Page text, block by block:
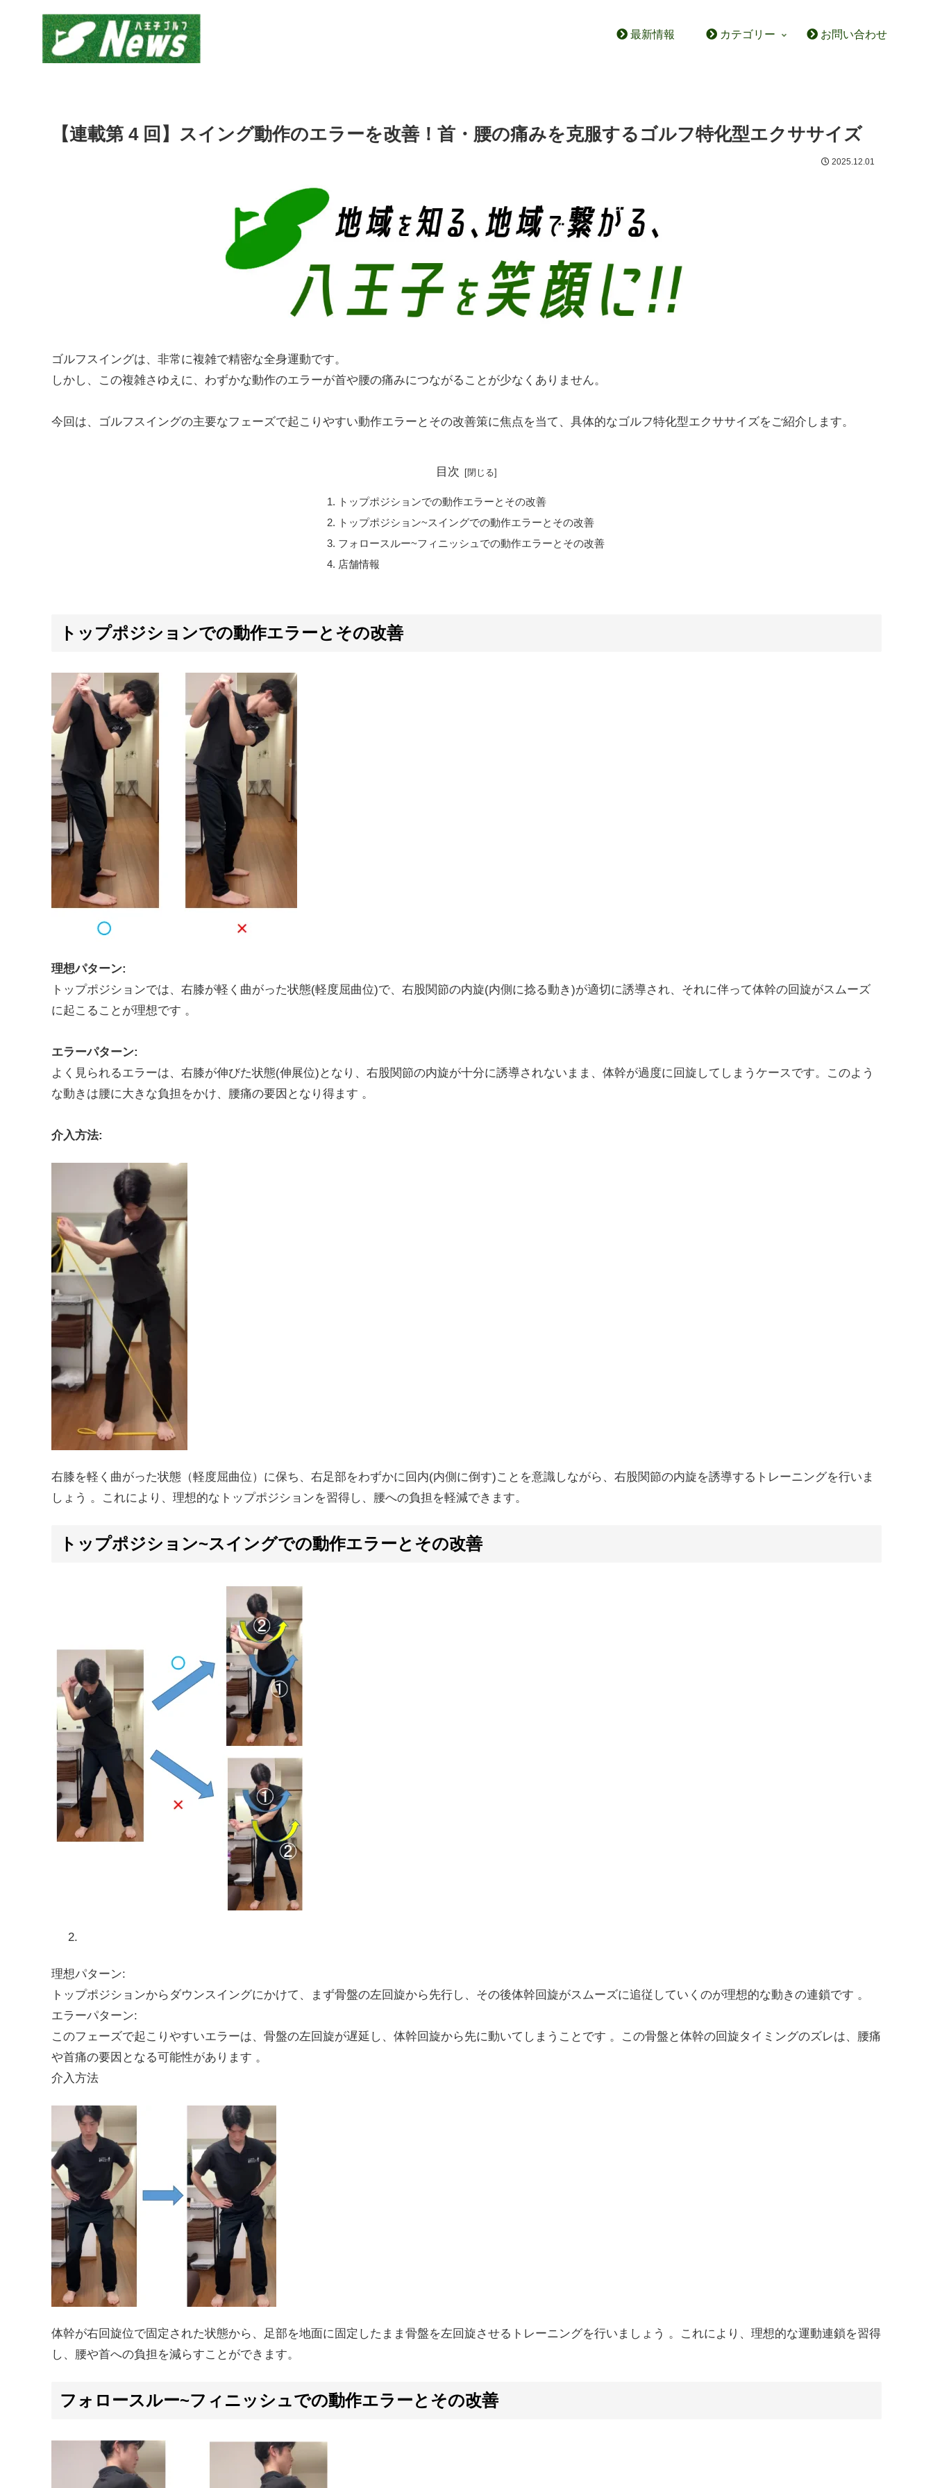
最新情報 カテゴリー お問い合わせ
【連載第 4 回】スイング動作のエラーを改善！首・腰の痛みを克服するゴルフ特化型エクササイズ
2025.12.01
ゴルフスイングは、非常に複雑で精密な全身運動です。
しかし、この複雑さゆえに、わずかな動作のエラーが首や腰の痛みにつながることが少なくありません。
今回は、ゴルフスイングの主要なフェーズで起こりやすい動作エラーとその改善策に焦点を当て、具体的なゴルフ特化型エクササイズをご紹介します。
目次
トップポジションでの動作エラーとその改善
トップポジション~スイングでの動作エラーとその改善
フォロースルー~フィニッシュでの動作エラーとその改善
店舗情報
トップポジションでの動作エラーとその改善
理想パターン:
トップポジションでは、右膝が軽く曲がった状態(軽度屈曲位)で、右股関節の内旋(内側に捻る動き)が適切に誘導され、それに伴って体幹の回旋がスムーズ
に起こることが理想です 。
エラーパターン:
よく見られるエラーは、右膝が伸びた状態(伸展位)となり、右股関節の内旋が十分に誘導されないまま、体幹が過度に回旋してしまうケースです。このよう
な動きは腰に大きな負担をかけ、腰痛の要因となり得ます 。
介入方法:
右膝を軽く曲がった状態（軽度屈曲位）に保ち、右足部をわずかに回内(内側に倒す)ことを意識しながら、右股関節の内旋を誘導するトレーニングを行いま
しょう 。これにより、理想的なトップポジションを習得し、腰への負担を軽減できます。
トップポジション~スイングでの動作エラーとその改善
理想パターン:
トップポジションからダウンスイングにかけて、まず骨盤の左回旋から先行し、その後体幹回旋がスムーズに追従していくのが理想的な動きの連鎖です 。
エラーパターン:
このフェーズで起こりやすいエラーは、骨盤の左回旋が遅延し、体幹回旋から先に動いてしまうことです 。この骨盤と体幹の回旋タイミングのズレは、腰痛
や首痛の要因となる可能性があります 。
介入方法
体幹が右回旋位で固定された状態から、足部を地面に固定したまま骨盤を左回旋させるトレーニングを行いましょう 。これにより、理想的な運動連鎖を習得
し、腰や首への負担を減らすことができます。
フォロースルー~フィニッシュでの動作エラーとその改善